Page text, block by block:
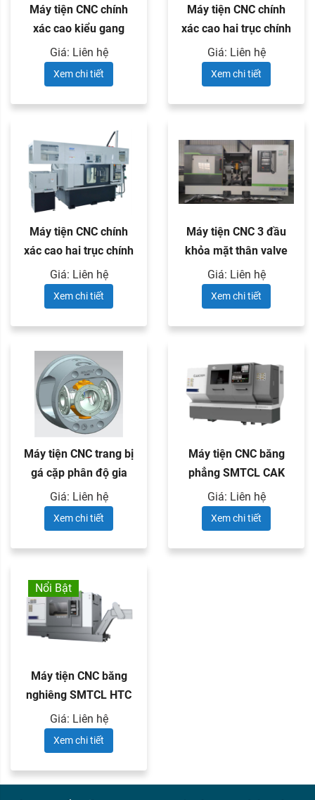
Máy tiện CNC chính
xác cao kiểu gang
XKNC - ...
Giá: Liên hệ
Xem chi tiết
Máy tiện CNC chính
xác cao hai trục chính
và ...
Giá: Liên hệ
Xem chi tiết
Máy tiện CNC chính
xác cao hai trục chính
và ...
Giá: Liên hệ
Xem chi tiết
Máy tiện CNC 3 đầu
khỏa mặt thân valve
Giá: Liên hệ
Xem chi tiết
Máy tiện CNC trang bị
gá cặp phân độ gia
công ...
Giá: Liên hệ
Xem chi tiết
Máy tiện CNC băng
phẳng SMTCL CAK
series
Giá: Liên hệ
Xem chi tiết
Nổi Bật
Máy tiện CNC băng
nghiêng SMTCL HTC
series
Giá: Liên hệ
Xem chi tiết